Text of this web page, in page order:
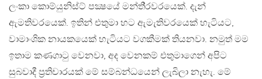
ලංකා කොම්යුනිස්ට් පක්‍ෂයේ මන්ති‍්‍රවරයෙක්. දැන්
ඇමතිවරයෙක්. ඉතින් එතුමා හට ඇමැතිවරයෙක් හැටියට,
වාමාංශික නායකයෙක් හැටියට වගකීමක් තියනවා. නමුත් මම
ඉතාම කණගාටු වෙනවා, අද වෙනකම් එතුමාගෙන් අපිට
සුබවාදී ප‍්‍රතිචාරයක් මේ සම්බන්ධයෙන් ලැබිලා නැහැ. මේ